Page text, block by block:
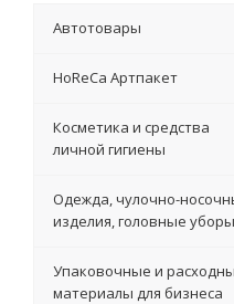
Автотовары
HoReCa Артпакет
Косметика и средства
личной гигиены
Одежда, чулочно-
изделия, головные уборы
Упаковочные и
материалы для бизнеса